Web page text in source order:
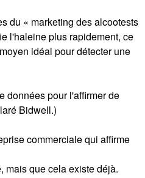
du « marketing des alcootests
l'haleine plus rapidement, ce
idéal pour détecter une
données pour l'affirmer de
Bidwell.)
commerciale qui affirme
mais que cela existe déjà.